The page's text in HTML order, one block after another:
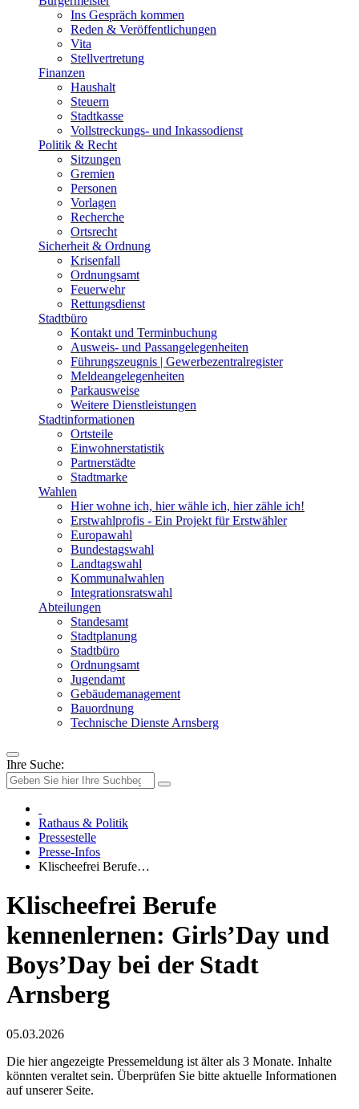
Ins Gespräch kommen
Reden & Veröffentlichungen
Vita
Stellvertretung
Finanzen
Haushalt
Steuern
Stadtkasse
Vollstreckungs- und Inkassodienst
Politik & Recht
Sitzungen
Gremien
Personen
Vorlagen
Recherche
Ortsrecht
Sicherheit & Ordnung
Krisenfall
Ordnungsamt
Feuerwehr
Rettungsdienst
Stadtbüro
Kontakt und Terminbuchung
Ausweis- und Passangelegenheiten
Führungszeugnis | Gewerbezentralregister
Meldeangelegenheiten
Parkausweise
Weitere Dienstleistungen
Stadtinformationen
Ortsteile
Einwohnerstatistik
Partnerstädte
Stadtmarke
Wahlen
Hier wohne ich, hier wähle ich, hier zähle ich!
Erstwahlprofis - Ein Projekt für Erstwähler
Europawahl
Bundestagswahl
Landtagswahl
Kommunalwahlen
Integrationsratswahl
Abteilungen
Standesamt
Stadtplanung
Stadtbüro
Ordnungsamt
Jugendamt
Gebäudemanagement
Bauordnung
Technische Dienste Arnsberg
Ihre Suche:
Rathaus & Politik
Pressestelle
Presse-Infos
Klischeefrei Berufe…
Klischeefrei Berufe
kennenlernen: Girls’Day und
Boys’Day bei der Stadt
Arnsberg
05.03.2026
Die hier angezeigte Pressemeldung ist älter als 3 Monate. Inhalte
könnten veraltet sein. Überprüfen Sie bitte aktuelle Informationen
auf unserer Seite.